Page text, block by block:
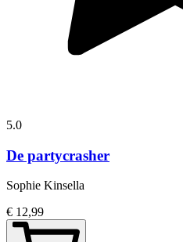
5.0
De partycrasher
Sophie Kinsella
€ 12,99